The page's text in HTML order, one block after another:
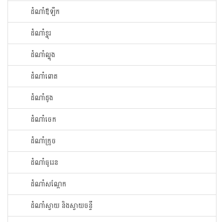
ដំណាំឪឡឹក
ដំណាំខ្នុរ
ដំណាំ​ល្ហុង​
ដំណាំ​ពោត​
ដំណាំ​ដូង​
ដំណាំ​ចេក​
ដំណាំក្រូច​
ដំណាំ​ធូរេន​
ដំណាំ​សណ្ដែក​
ដំណាំ​ស្វាយ​ និងស្វាយចន្ទី